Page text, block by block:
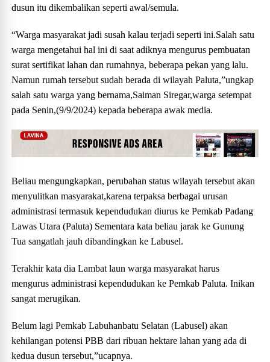
dusun itu dikembalikan seperti awal/semula.
“Warga masyarakat jadi susah kalau terjadi seperti ini.Salah satu
warga mengetahui hal ini di saat adiknya mengurus pembuatan
surat sertifikat lahan dan rumahnya, beberapa pekan yang lalu.
Namun rumah tersebut sudah berada di wilayah Paluta,”ungkap
salah satu warga yang bernama,Saiman Siregar,warga setempat
pada Senin,(9/9/2024) kepada beberapa awak media.
Beliau mengungkapkan, perubahan status wilayah tersebut akan
menyulitkan masyarakat,karena terpaksa berbagai urusan
administrasi termasuk kependudukan diurus ke Pemkab Padang
Lawas Utara (Paluta) Sementara kata beliau jarak ke Gunung
Tua sangatlah jauh dibandingkan ke Labusel.
Terakhir kata dia Lambat laun warga masyarakat harus
mengurus administrasi kependudukan ke Pemkab Paluta. Inikan
sangat merugikan.
Belum lagi Pemkab Labuhanbatu Selatan (Labusel) akan
kehilangan potensi PBB dari ribuan hektare lahan yang ada di
kedua dusun tersebut,”ucapnya.